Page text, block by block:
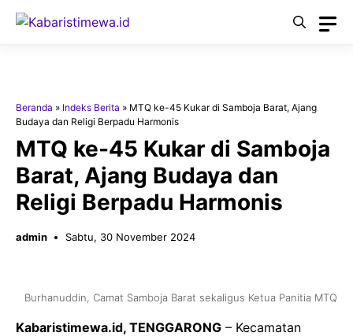
Langsung
Beranda » Indeks Berita » MTQ ke-45 Kukar di Samboja Barat, Ajang
Budaya dan Religi Berpadu Harmonis
MTQ ke-45 Kukar di Samboja
Barat, Ajang Budaya dan
Religi Berpadu Harmonis
admin Sabtu, 30 November 2024
Burhanuddin, Camat Samboja Barat sekaligus Ketua Panitia MTQ
Kabaristimewa.id, TENGGARONG – Kecamatan